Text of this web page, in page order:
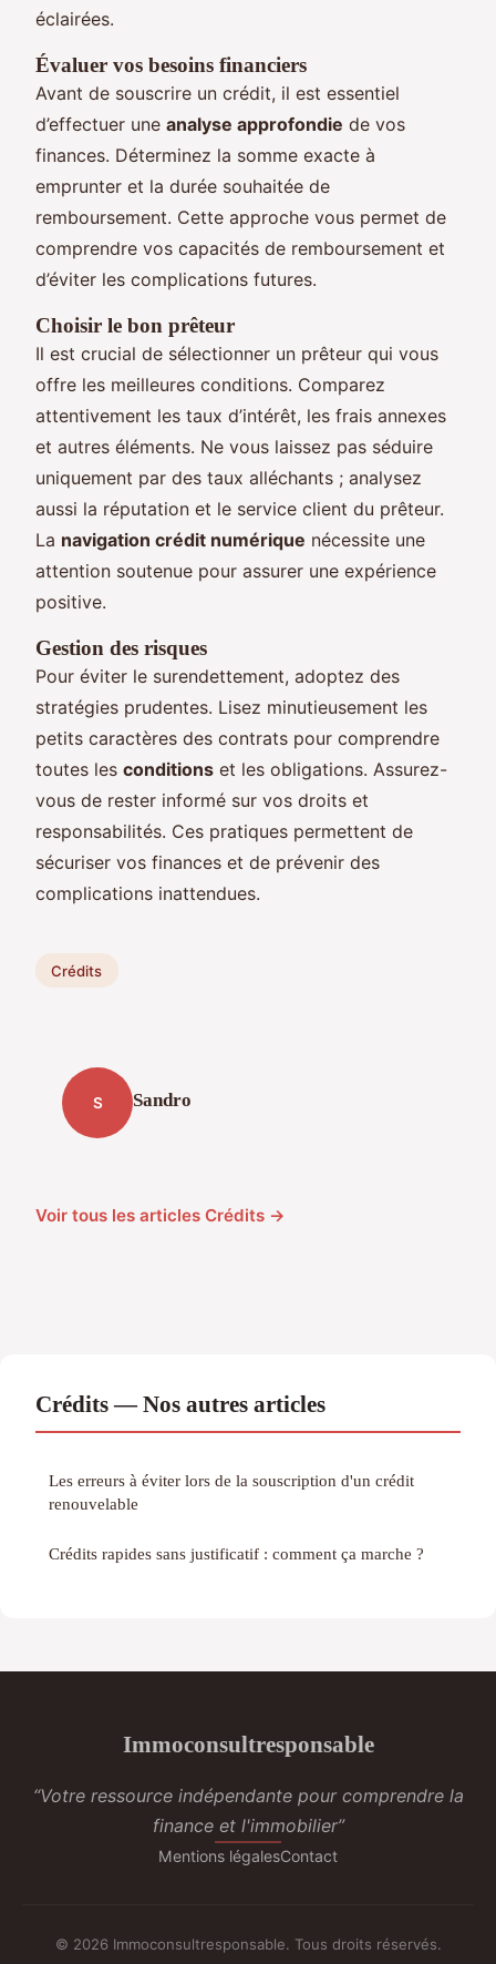
éclairées.
Évaluer vos besoins financiers
Avant de souscrire un crédit, il est essentiel
d’effectuer une analyse approfondie de vos
finances. Déterminez la somme exacte à
emprunter et la durée souhaitée de
remboursement. Cette approche vous permet de
comprendre vos capacités de remboursement et
d’éviter les complications futures.
Choisir le bon prêteur
Il est crucial de sélectionner un prêteur qui vous
offre les meilleures conditions. Comparez
attentivement les taux d’intérêt, les frais annexes
et autres éléments. Ne vous laissez pas séduire
uniquement par des taux alléchants ; analysez
aussi la réputation et le service client du prêteur.
La navigation crédit numérique nécessite une
attention soutenue pour assurer une expérience
positive.
Gestion des risques
Pour éviter le surendettement, adoptez des
stratégies prudentes. Lisez minutieusement les
petits caractères des contrats pour comprendre
toutes les conditions et les obligations. Assurez-
vous de rester informé sur vos droits et
responsabilités. Ces pratiques permettent de
sécuriser vos finances et de prévenir des
complications inattendues.
Crédits
S Sandro
Voir tous les articles Crédits →
Crédits — Nos autres articles
Les erreurs à éviter lors de la souscription d'un crédit
renouvelable
Crédits rapides sans justificatif : comment ça marche ?
Immoconsultresponsable
“Votre ressource indépendante pour comprendre la
finance et l'immobilier”
Mentions légalesContact
© 2026 Immoconsultresponsable. Tous droits réservés.